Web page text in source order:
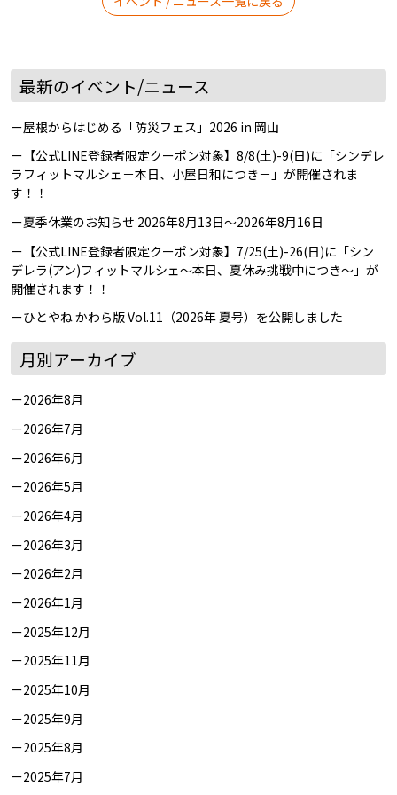
最新のイベント/ニュース
屋根からはじめる「防災フェス」2026 in 岡山
【公式LINE登録者限定クーポン対象】8/8(土)-9(日)に「シンデレ
ラフィットマルシェ－本日、小屋日和につき－」が開催されま
す！！
夏季休業のお知らせ 2026年8月13日～2026年8月16日
【公式LINE登録者限定クーポン対象】7/25(土)-26(日)に「シン
デレラ(アン)フィットマルシェ～本日、夏休み挑戦中につき～」が
開催されます！！
ひとやね かわら版 Vol.11（2026年 夏号）を公開しました
月別アーカイブ
2026年8月
2026年7月
2026年6月
2026年5月
2026年4月
2026年3月
2026年2月
2026年1月
2025年12月
2025年11月
2025年10月
2025年9月
2025年8月
2025年7月